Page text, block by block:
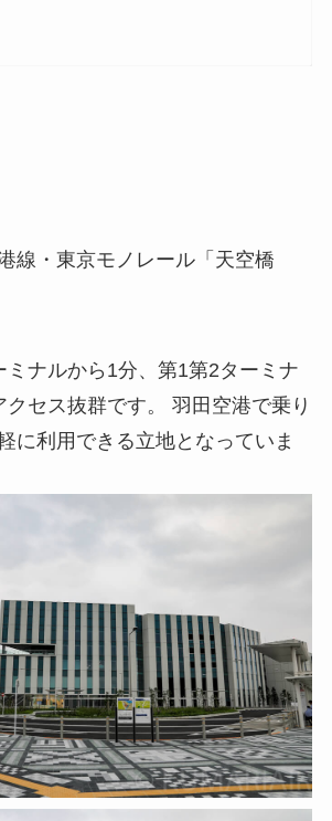
線・東京モノレール「天空橋
ミナルから1分、第1第2ターミナ
クセス抜群です。 羽田空港で乗り
に利用できる立地となっていま